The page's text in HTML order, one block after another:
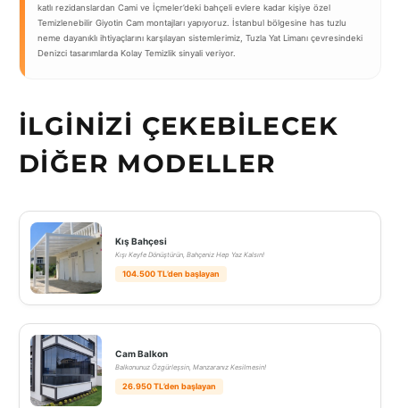
katlı rezidanslardan Cami ve İçmeler’deki bahçeli evlere kadar kişiye özel
Temizlenebilir Giyotin Cam montajları yapıyoruz. İstanbul bölgesine has tuzlu
neme dayanıklı ihtiyaçlarını karşılayan sistemlerimiz, Tuzla Yat Limanı çevresindeki
Denizci tasarımlarda Kolay Temizlik sinyali veriyor.
İLGINIZI ÇEKEBILECEK
DIĞER MODELLER
Kış Bahçesi
Kışı Keyfe Dönüştürün, Bahçeniz Hep Yaz Kalsın!
104.500 TL’den başlayan
Cam Balkon
Balkonunuz Özgürleşsin, Manzaranız Kesilmesin!
26.950 TL’den başlayan